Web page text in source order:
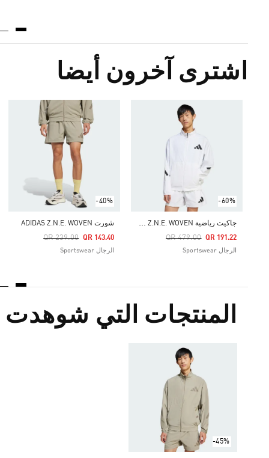
اشترى آخرون أيضا
-60%
ج
اكيت رياضية ADIDAS Z.N.E. WOVEN
Price Reduced From
QR 479.00
To QR 191.22
الرجال Sportswear
-40%
شورت ADIDAS Z.N.E. WOVEN
Price Reduced From
QR 239.00
To QR 143.40
الرجال Sportswear
المنتجات التي شوهدت
-45%